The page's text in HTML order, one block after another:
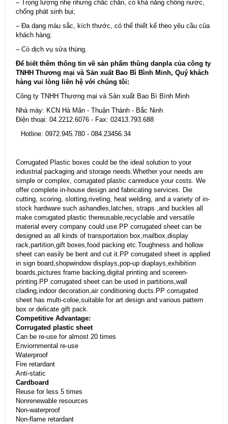
– Trọng lượng nhẹ nhưng chắc chắn, có khả năng chống nước,
chống phát sinh bụi;
– Đa dạng màu sắc, kích thước, có thể thiết kế theo yêu cầu của
khách hàng;
– Có dịch vụ sửa thùng.
Để biết thêm thông tin về sản phẩm thùng danpla của công ty
TNHH Thương mại và Sản xuất Bao Bì Bình Minh, Quý khách
hàng vui lòng liên hệ với chúng tôi:
Công ty TNHH Thương mại và Sản xuất Bao Bì Bình Minh
Nhà máy: KCN Hà Mãn - Thuận Thành - Bắc Ninh
Điện thoại: 04.2212.6076 - Fax: 02413.793.688
Hotline: 0972.945.780 - 084.23456.34
Corrugated Plastic boxes could be the ideal solution to your
industrial packaging and storage needs.Whether your needs are
simple or complex, corrugated plastic canreduce your costs. We
offer complete in-house design and fabricating services. Die
cutting, scoring, slotting,riveting, heat welding, and a variety of in-
stock hardware such ashandles,latches, straps ,and buckles all
make corrugated plastic thereusable,recyclable and versatile
material every company could use.PP corrugated sheet can be
designed as all kinds of transportation box,mailbox,display
rack,partition,gift boxes,food packing etc.Toughness and hollow
sheet can easily be bent and cut it.PP corrugated sheet is applied
in sign board,shopwindow displays,pop-up diaplays,exhibition
boards,pictures frame backing,digital printing and scereen-
printing.PP corrugated sheet can be used in partitions,wall
clading,indoor decoration,air conditioning ducts.PP corrugated
sheet has multi-coloe,suitable for art design and various pattern
box or delicate gift pack.
Competitive Advantage:
Corrugated plastic sheet
Can be re-use for almost 20 times
Enviornmental re-use
Waterproof
Fire retardant
Anti-static
Cardboard
Reuse for less 5 times
Nonrenewable resources
Non-waterproof
Non-flame retardant